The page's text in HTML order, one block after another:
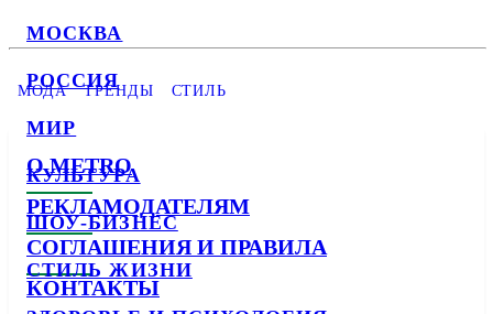
МОСКВА
РОССИЯ
МИР
КУЛЬТУРА
ШОУ-БИЗНЕС
СТИЛЬ ЖИЗНИ
МОДА ТРЕНДЫ СТИЛЬ
О METRO
РЕКЛАМОДАТЕЛЯМ
СОГЛАШЕНИЯ И ПРАВИЛА
КОНТАКТЫ